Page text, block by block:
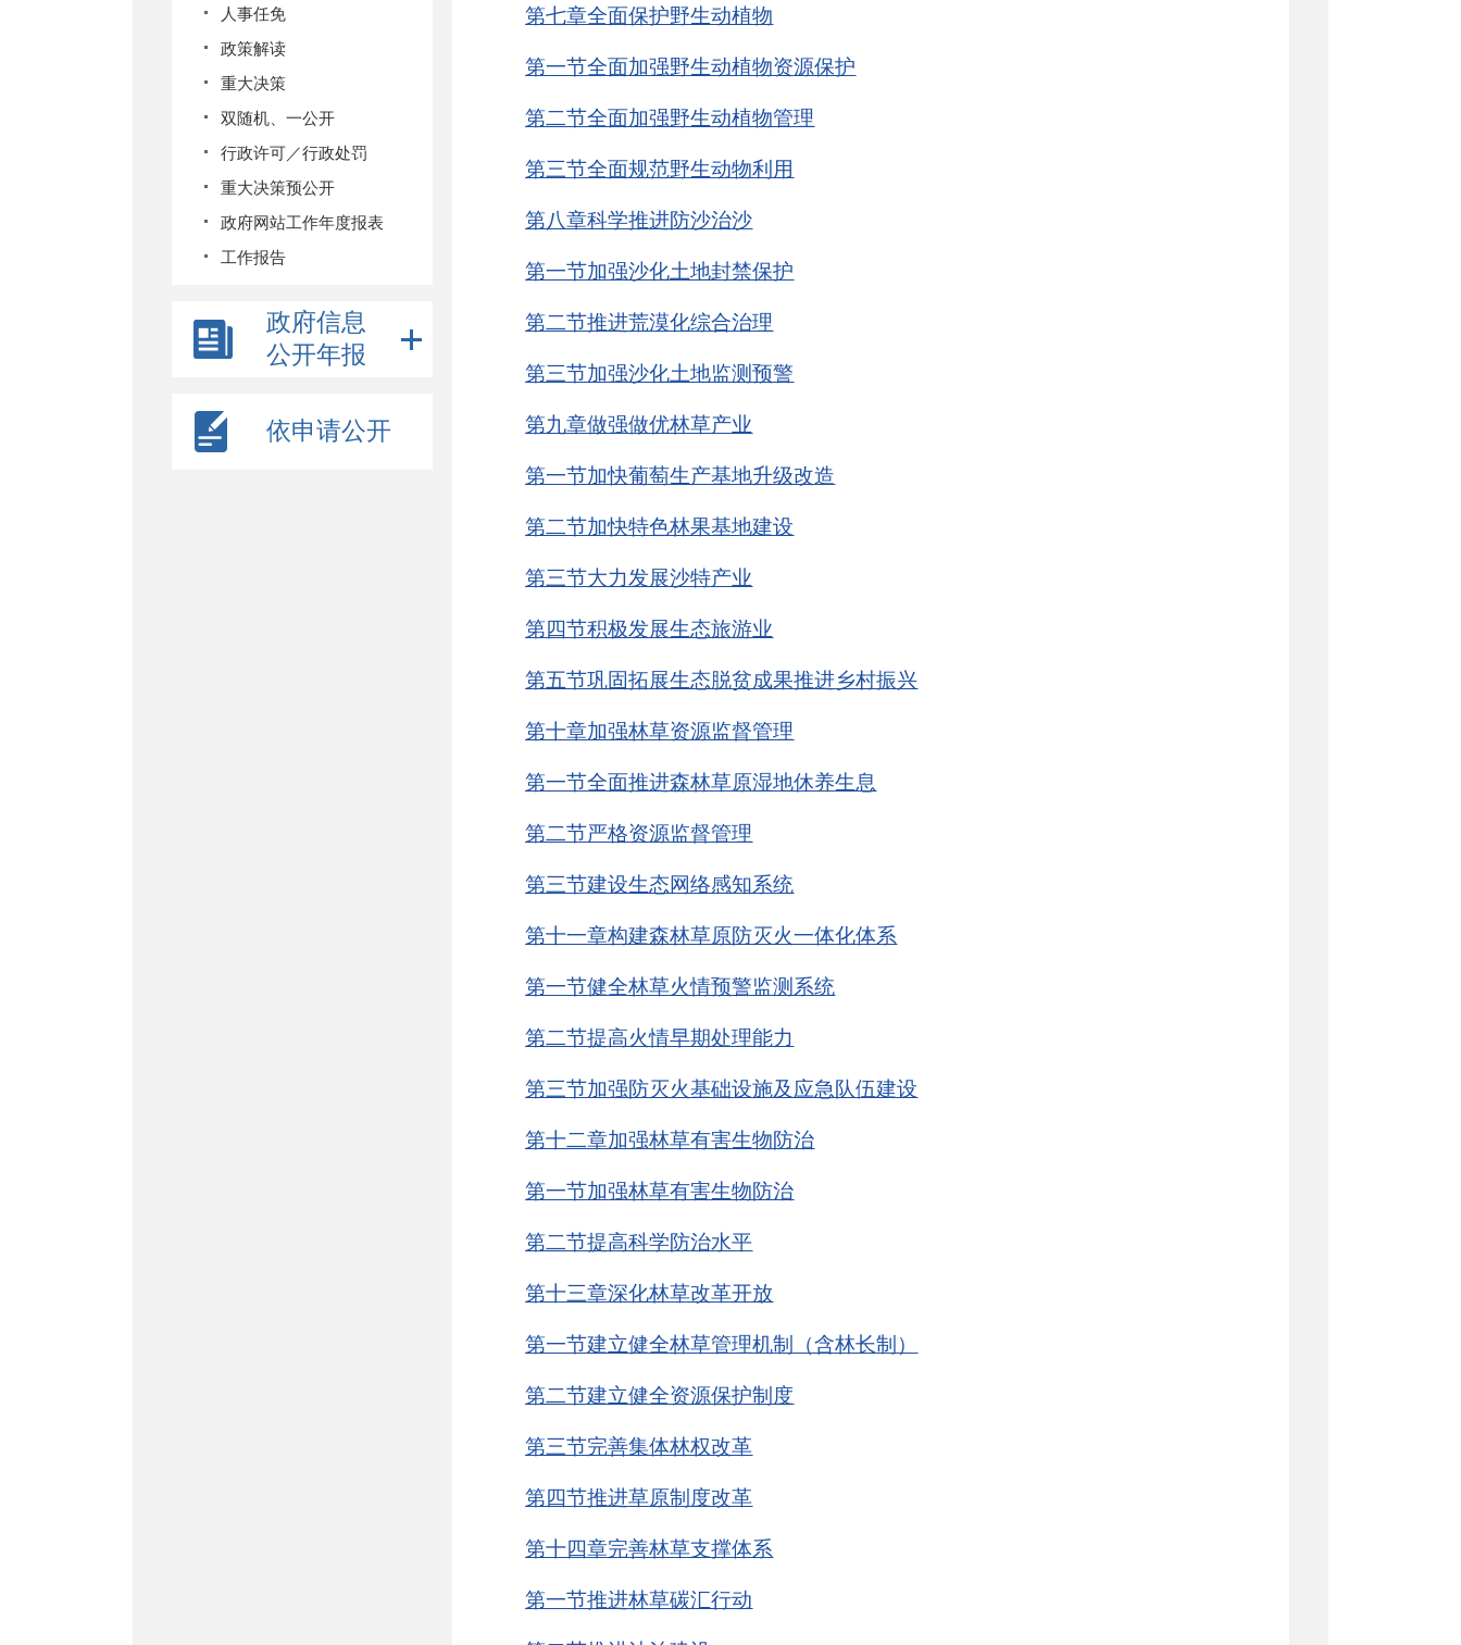
人事任免
政策解读
重大决策
双随机、一公开
行政许可／行政处罚
重大决策预公开
政府网站工作年度报表
工作报告
政府信息
公开年报
依申请公开
第七章全面保护野生动植物
第一节全面加强野生动植物资源保护
第二节全面加强野生动植物管理
第三节全面规范野生动物利用
第八章科学推进防沙治沙
第一节加强沙化土地封禁保护
第二节推进荒漠化综合治理
第三节加强沙化土地监测预警
第九章做强做优林草产业
第一节加快葡萄生产基地升级改造
第二节加快特色林果基地建设
第三节大力发展沙特产业
第四节积极发展生态旅游业
第五节巩固拓展生态脱贫成果推进乡村振兴
第十章加强林草资源监督管理
第一节全面推进森林草原湿地休养生息
第二节严格资源监督管理
第三节建设生态网络感知系统
第十一章构建森林草原防灭火一体化体系
第一节健全林草火情预警监测系统
第二节提高火情早期处理能力
第三节加强防灭火基础设施及应急队伍建设
第十二章加强林草有害生物防治
第一节加强林草有害生物防治
第二节提高科学防治水平
第十三章深化林草改革开放
第一节建立健全林草管理机制（含林长制）
第二节建立健全资源保护制度
第三节完善集体林权改革
第四节推进草原制度改革
第十四章完善林草支撑体系
第一节推进林草碳汇行动